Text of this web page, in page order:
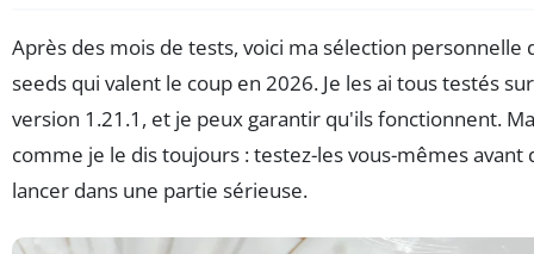
Après des mois de tests, voici ma sélection personnelle
seeds qui valent le coup en 2026. Je les ai tous testés
version 1.21.1, et je peux garantir qu'ils fonctionnent.
comme je le dis toujours : testez-les vous-mêmes avant
lancer dans une partie sérieuse.